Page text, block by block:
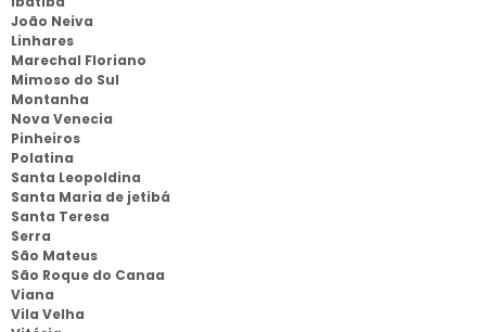
João Neiva
Linhares
Marechal Floriano
Mimoso do Sul
Montanha
Nova Venecia
Pinheiros
Polatina
Santa Leopoldina
Santa Maria de jetibá
Santa Teresa
Serra
São Mateus
São Roque do Canaa
Viana
Vila Velha